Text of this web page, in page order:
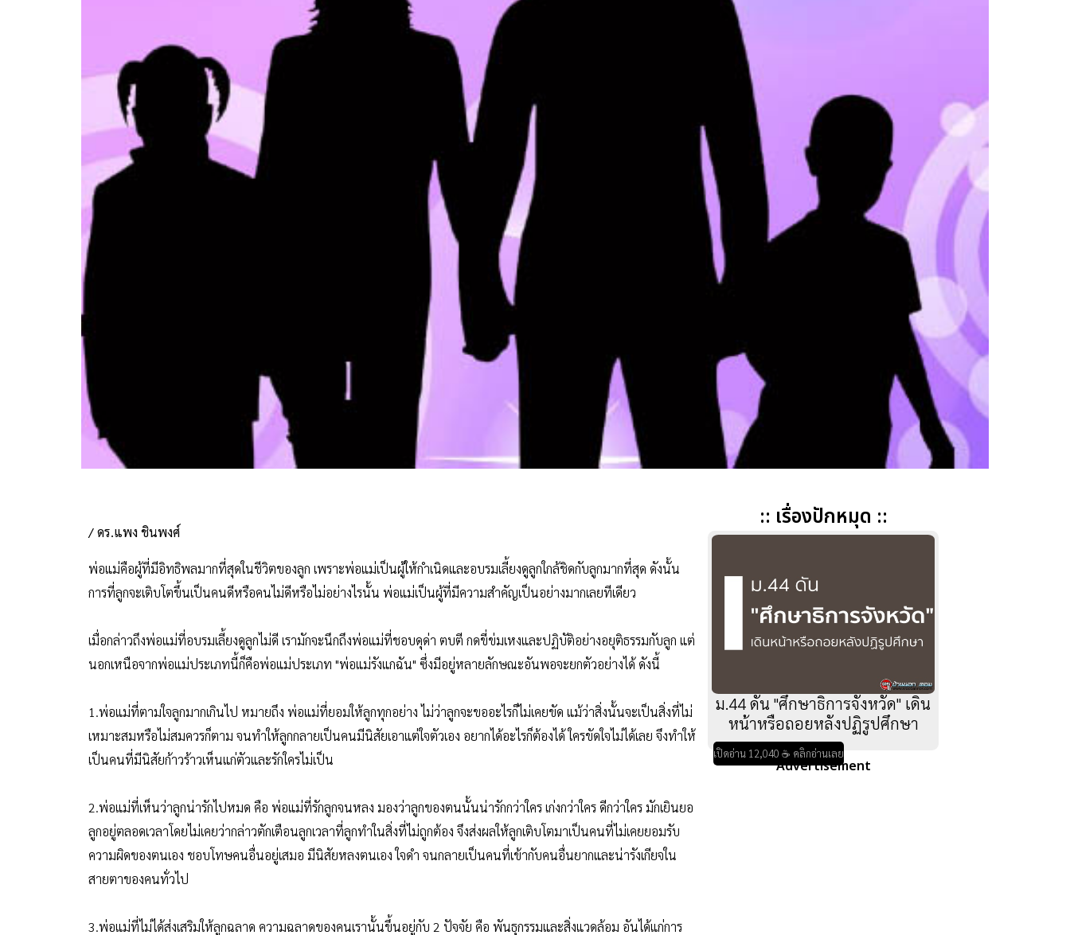
/ ดร.แพง ชินพงศ์
พ่อแม่คือผู้ที่มีอิทธิพลมากที่สุดในชีวิตของลูก เพราะพ่อแม่เป็นผู้ให้กำเนิดและอบรมเลี้ยงดูลูกใกล้ชิดกับลูกมากที่สุด ดังนั้น
การที่ลูกจะเติบโตขึ้นเป็นคนดีหรือคนไม่ดีหรือไม่อย่างไรนั้น พ่อแม่เป็นผู้ที่มีความสำคัญเป็นอย่างมากเลยทีเดียว
เมื่อกล่าวถึงพ่อแม่ที่อบรมเลี้ยงดูลูกไม่ดี เรามักจะนึกถึงพ่อแม่ที่ชอบดุด่า ตบตี กดขี่ข่มเหงและปฏิบัติอย่างอยุติธรรมกับลูก แต่
นอกเหนือจากพ่อแม่ประเภทนี้ก็คือพ่อแม่ประเภท "พ่อแม่รังแกฉัน" ซึ่งมีอยู่หลายลักษณะอันพอจะยกตัวอย่างได้ ดังนี้
1.พ่อแม่ที่ตามใจลูกมากเกินไป หมายถึง พ่อแม่ที่ยอมให้ลูกทุกอย่าง ไม่ว่าลูกจะขออะไรก็ไม่เคยขัด แม้ว่าสิ่งนั้นจะเป็นสิ่งที่ไม่
เหมาะสมหรือไม่สมควรก็ตาม จนทำให้ลูกกลายเป็นคนมีนิสัยเอาแต่ใจตัวเอง อยากได้อะไรก็ต้องได้ ใครขัดใจไม่ได้เลย จึงทำให้
เป็นคนที่มีนิสัยก้าวร้าวเห็นแก่ตัวและรักใครไม่เป็น
2.พ่อแม่ที่เห็นว่าลูกน่ารักไปหมด คือ พ่อแม่ที่รักลูกจนหลง มองว่าลูกของตนนั้นน่ารักกว่าใคร เก่งกว่าใคร ดีกว่าใคร มักเยินยอ
ลูกอยู่ตลอดเวลาโดยไม่เคยว่ากล่าวตักเตือนลูกเวลาที่ลูกทำในสิ่งที่ไม่ถูกต้อง จึงส่งผลให้ลูกเติบโตมาเป็นคนที่ไม่เคยยอมรับ
ความผิดของตนเอง ชอบโทษคนอื่นอยู่เสมอ มีนิสัยหลงตนเอง ใจดำ จนกลายเป็นคนที่เข้ากับคนอื่นยากและน่ารังเกียจใน
สายตาของคนทั่วไป
3.พ่อแม่ที่ไม่ได้ส่งเสริมให้ลูกฉลาด ความฉลาดของคนเรานั้นขึ้นอยู่กับ 2 ปัจจัย คือ พันธุกรรมและสิ่งแวดล้อม อันได้แก่การ
:: เรื่องปักหมุด ::
ม.44 ดัน "ศึกษาธิการจังหวัด" เดิน
หน้าหรือถอยหลังปฏิรูปศึกษา
เปิดอ่าน 12,040 ☕ คลิกอ่านเลย
Advertisement